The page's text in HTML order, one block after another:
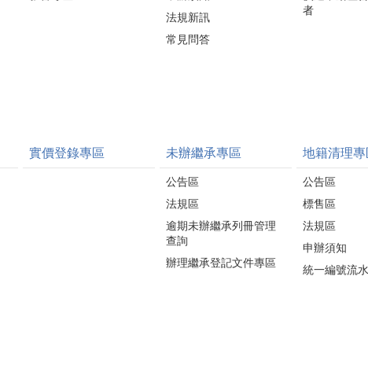
法規新訊
常見問答
者
實價登錄專區 未辦繼承專區
公告區
法規區
逾期未辦繼承列冊管理
查詢
辦理繼承登記文件專區
地籍清理專
公告區
標售區
法規區
申辦須知
統一編號流